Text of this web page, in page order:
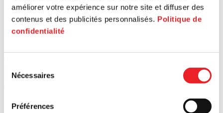
améliorer votre expérience sur notre site et diffuser des
contenus et des publicités personnalisés. Politique de
confidentialité
Nécessaires
Préférences
Acquisition de technologies, logiciels, progiciels, brevets, etc.
Fonds de roulement
Honoraires professionnels
Dépenses en capital (terrain, bâtisse, équipement, frais
d’investissement commun (CIC) du pôle impliqué, établissant la
qualification de l’entrepreneur(e) et de son projet en regard des
Contenu lié